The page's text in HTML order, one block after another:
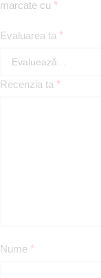
marcate cu *
Evaluarea ta *
Recenzia ta *
Nume *